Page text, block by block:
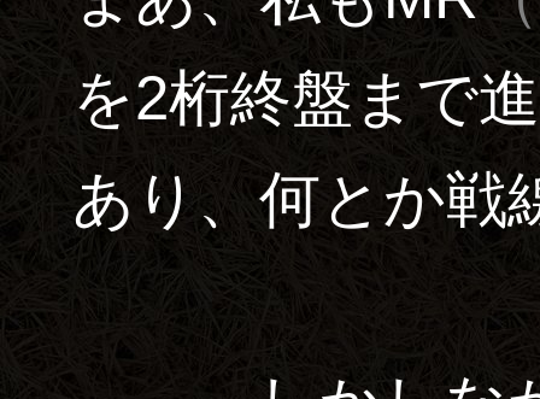
を2桁終盤まで
あり、何とか戦